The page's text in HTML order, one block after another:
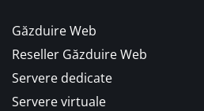
Găzduire Web
Reseller Găzduire Web
Servere dedicate
Servere virtuale